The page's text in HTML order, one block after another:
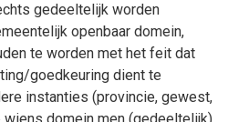
gedeeltelijk worden
openbaar domein,
te worden met het feit dat
goedkeuring dient te
instanties (provincie, gewest,